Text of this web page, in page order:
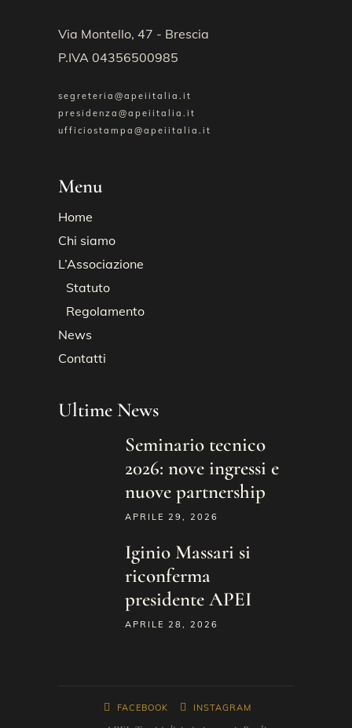
Via Montello, 47 - Brescia
P.IVA 04356500985
segreteria@apeiitalia.it
presidenza@apeiitalia.it
ufficiostampa@apeiitalia.it
Menu
Home
Chi siamo
L’Associazione
Statuto
Regolamento
News
Contatti
Ultime News
Seminario tecnico
2026: nove ingressi e
nuove partnership
APRILE 29, 2026
Iginio Massari si
riconferma
presidente APEI
APRILE 28, 2026
FACEBOOK INSTAGRAM